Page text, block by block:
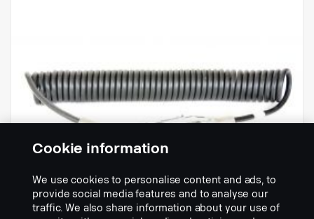
Cookie information
We use cookies to personalise content and ads, to
provide social media features and to analyse our
traffic. We also share information about your use of